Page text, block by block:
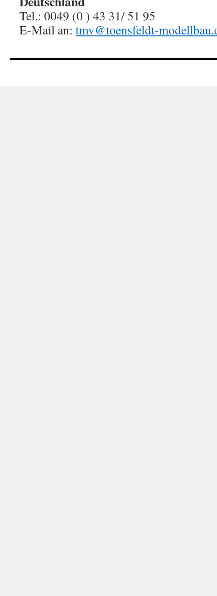
Tel.: 0049 (0 ) 43 31/ 51 95
E-Mail an: tmv@toensfeldt-